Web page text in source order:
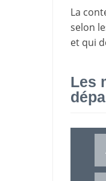
La
selon
et qui
Les